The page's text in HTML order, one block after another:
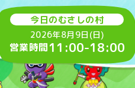
今日のむさしの村
2026年8月9日(日)
営業時間11:00-18:00